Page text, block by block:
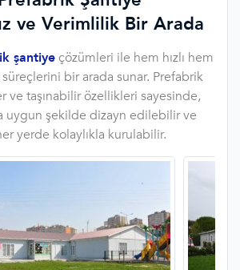
ve Verimlilik Bir Arada
şantiyeçözümleri ile hem hızlı hem
bir arada sunar. Prefabrik
ve taşınabilir özellikleri sayesinde,
uygun şekilde dizayn edilebilir ve
yerde kolaylıkla kurulabilir.